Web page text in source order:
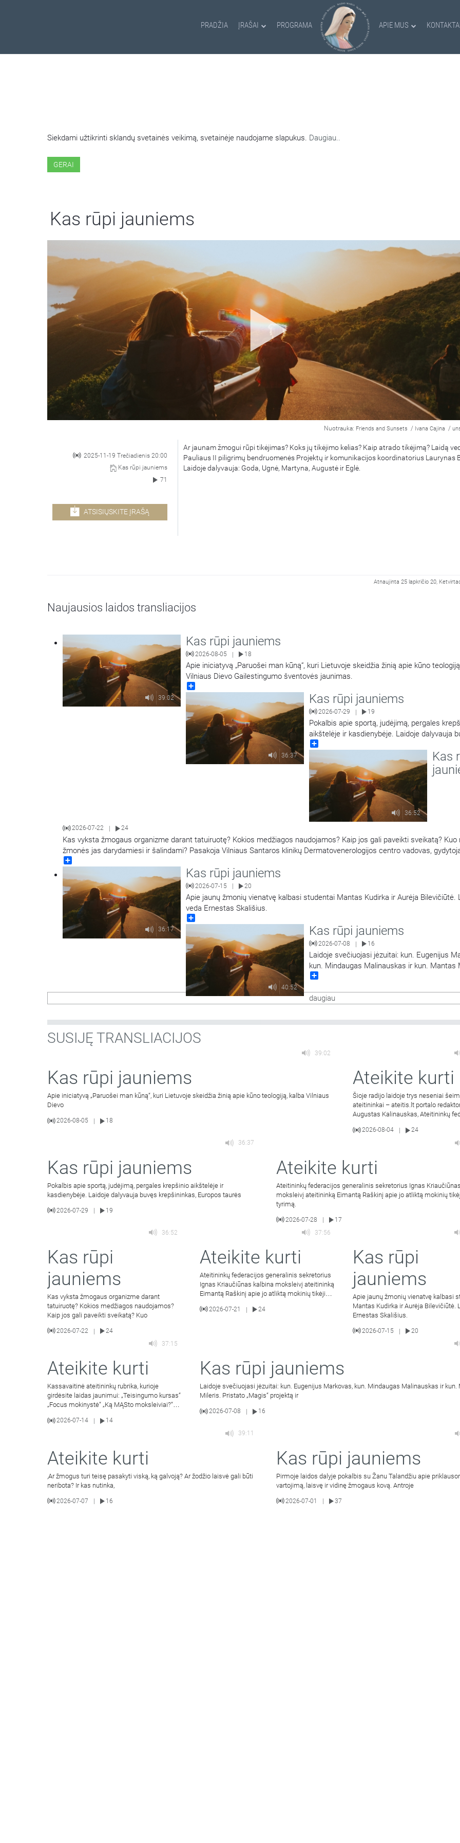
PRADŽIA ĮRAŠAI PROGRAMA APIE MUS
Siekdami užtikrinti sklandų svetainės veikimą, svetainėje naudojame slapukus. Daugiau..
GERAI
Kas rūpi jauniems
Nuotrauka: Friends and Sunsets / Ivana Cajina /
2025-11-19 Trečiadienis 20:00
Kas rūpi jauniems
71
ATSISIŲSKITE ĮRAŠĄ
Ar jaunam žmogui rūpi tikėjimas? Koks jų tikėjimo kelias? Kaip atrado tikėjimą? Laidą
Pauliaus II piligrimų bendruomenės Projektų ir komunikacijos koordinatorius Laurynas
Laidoje dalyvauja: Goda, Ugnė, Martyna, Augustė ir Eglė.
Atnaujinta 25 lapkričio 20,
Naujausios laidos transliacijos
39:02
Kas rūpi jauniems
2026-08-05 | 18
Apie iniciatyvą „Paruošei man kūną“, kuri Lietuvoje skeidžia žinią apie kūno
Vilniaus Dievo Gailestingumo šventovės jaunimas.
36:37
Kas rūpi jauniems
2026-07-29 | 19
Pokalbis apie sportą, judėjimą, pergales
aikštelėje ir kasdienybėje. Laidoje dalyvauja
krepšininkas, Europos taurės laimėtojas, tris
LKL čempionas, tris kartus LKL oro karalius,
krepšinio treneris Darius Sirtautas. Laidą
Tamulis. Antroje laidos dalyje tais pačiais
kalbinamas jaunimas…
36:52
Kas
2026-07-22 24
Kas vyksta žmogaus organizme darant tatuiruotę? Kokios medžiagos naudojamos? Kaip jos gali paveikti sveikatą? Kuo
žmonės jas darydamiesi ir šalindami? Pasakoja Vilniaus Santaros klinikų Dermatovenerologijos centro vadovas,
dermatovenerologas dr. Tadas Raudonis. Kalbina Regina Statkuvienė.
36:17
Kas rūpi jauniems
2026-07-15 20
Apie jaunų žmonių vienatvę kalbasi studentai Mantas Kudirka ir Aurėja Bilevičiūtė.
veda Ernestas Skališius.
40:52
Kas rūpi jauniems
2026-07-08 | 16
Laidoje svečiuojasi jėzuitai: kun. Eugenijus
kun. Mindaugas Malinauskas ir kun. Mantas
Pristato „Magis“ projektą ir kalbasi apie
daugiau
SUSIJĘ TRANSLIACIJOS
39:02
Kas rūpi jauniems
Apie iniciatyvą „Paruošei man kūną“, kuri Lietuvoje skeidžia žinią apie kūno teologiją, kalba Vilniaus
Dievo
2026-08-05 18
Ateikite kurti
Šioje radijo laidoje trys neseniai
ateitininkai – ateitis.lt portalo
Augustas Kalinauskas, Ateitininkų
2026-08-04
24
36:37
Kas rūpi jauniems
Pokalbis apie sportą, judėjimą, pergales krepšinio aikštelėje ir
kasdienybėje. Laidoje dalyvauja buvęs krepšininkas, Europos taurės
2026-07-29 19
Ateikite kurti
Ateitininkų federacijos generalinis sekretorius Ignas
moksleivį ateitininką Eimantą Raškinį apie jo atliktą mokinių
tyrimą.
2026-07-28
17
36:52
Kas rūpi
jauniems
Kas vyksta žmogaus organizme darant
tatuiruotę? Kokios medžiagos naudojamos?
Kaip jos gali paveikti sveikatą? Kuo
2026-07-22 | 24
37:56
Ateikite kurti
Ateitininkų federacijos generalinis sekretorius
Ignas Kriaučiūnas kalbina moksleivį ateitininką
Eimantą Raškinį apie jo atliktą mokinių tikėjimo
2026-07-21 | 24
Kas rūpi
jauniems
Apie jaunų žmonių vienatvę kalbasi
Mantas Kudirka ir Aurėja Bilevičiūtė.
Ernestas Skališius.
2026-07-15 |
20
37:15
Ateikite kurti
Kassavaitinė ateitininkų rubrika, kurioje
girdėsite laidas jaunimui: „Teisingumo kursas“
„Focus mokinystė“ „Ką MĄSto moksleiviai?“
2026-07-14 14
Kas rūpi jauniems
Laidoje svečiuojasi jėzuitai: kun. Eugenijus Markovas, kun. Mindaugas Malinauskas ir kun.
Mileris. Pristato „Magis“ projektą ir
2026-07-08 16
39:11
Ateikite kurti
,Ar žmogus turi teisę pasakyti viską, ką galvoją? Ar žodžio laisvė gali būti
neribota? Ir kas nutinka,
2026-07-07 16
Kas rūpi jauniems
Pirmoje laidos dalyje pokalbis su Žanu Talandžiu apie
vartojimą, laisvę ir vidinę žmogaus kovą. Antroje
2026-07-01 37